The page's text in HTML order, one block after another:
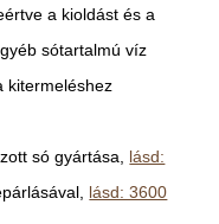
a kioldást és a
sótartalmú víz
kitermeléshez
só gyártása, lásd:
lásd: 3600